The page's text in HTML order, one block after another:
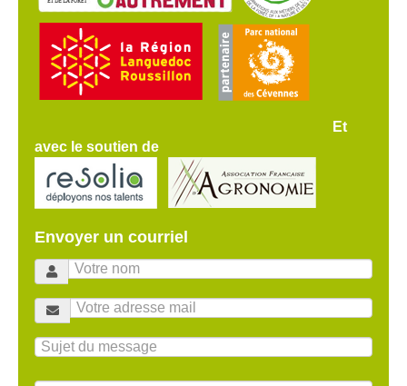
Et
avec le soutien de
Envoyer un courriel